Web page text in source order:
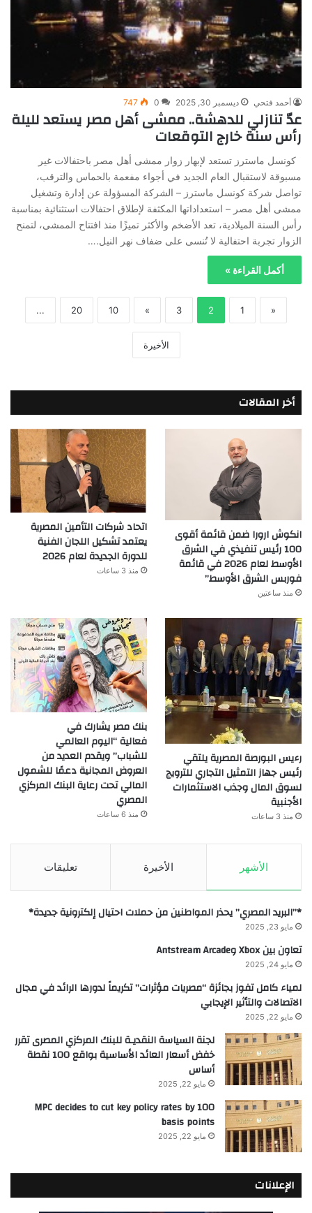
أحمد فتحي ديسمبر 30, 2025 0
747
عدّ تنازلي للدهشة.. ممشى أهل مصر يستعد لليلة
رأس سنة خارج التوقعات
كونسل ماسترز تستعد لإبهار زوار ممشى أهل مصر باحتفالات غير
مسبوقة لاستقبال العام الجديد في أجواء مفعمة بالحماس والترقب،
تواصل شركة كونسل ماسترز – الشركة المسؤولة عن إدارة وتشغيل
ممشى أهل مصر – استعداداتها المكثفة لإطلاق احتفالات استثنائية بمناسبة
رأس السنة الميلادية، تعد الأضخم والأكثر تميزًا منذ افتتاح الممشى، لتمنح
الزوار تجربة احتفالية لا تُنسى على ضفاف نهر النيل.…
أكمل القراءة »
«
1
2
3
»
10
20
...
الأخيرة
أخر المقالات
انكوش ارورا ضمن قائمة أقوى
100 رئيس تنفيذي في الشرق
الأوسط لعام 2026 في قائمة
فوربس الشرق الأوسط”
منذ ساعتين
اتحاد شركات التأمين المصرية
يعتمد تشكيل اللجان الفنية
للدورة الجديدة لعام 2026
منذ 3 ساعات
رءيس البورصة المصرية يلتقي
رئيس جهاز التمثيل التجاري للترويج
لسوق المال وجذب الاستثمارات
الأجنبية
منذ 3 ساعات
بنك مصر يشارك في
فعالية “اليوم العالمي
للشباب” ويقدم العديد من
العروض المجانية دعمًا للشمول
المالي تحت رعاية البنك المركزي
المصري
منذ 6 ساعات
الأشهر الأخيرة تعليقات
*”البريد المصري” يحذر المواطنين من حملات احتيال إلكترونية جديدة*
مايو 23, 2025
تعاون بين Xbox وAntstream Arcade
مايو 24, 2025
لمياء كامل تفوز بجائزة “مصريات مؤثرات” تكريماً لدورها الرائد في مجال
الاتصالات والتأثير الإيجابي
مايو 22, 2025
لجنة السياسة النقديـة للبنك المركزي المصرى تقرر
خفض أسعار العائد الأساسية بواقع 100 نقطة
أساس
مايو 22, 2025
MPC decides to cut key policy rates by 100
basis points
مايو 22, 2025
الإعلانات